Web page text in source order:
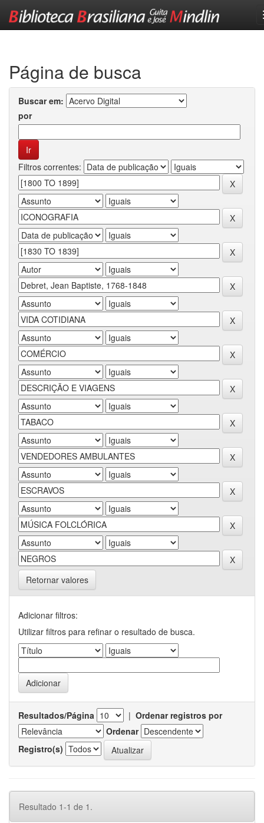
Página de busca
Buscar em:
por
Filtros correntes:
Retornar valores
Adicionar filtros:
Utilizar filtros para refinar o resultado de busca.
Resultados/Página | Ordenar registros por
Ordenar
Registro(s)
Resultado 1-1 de 1.